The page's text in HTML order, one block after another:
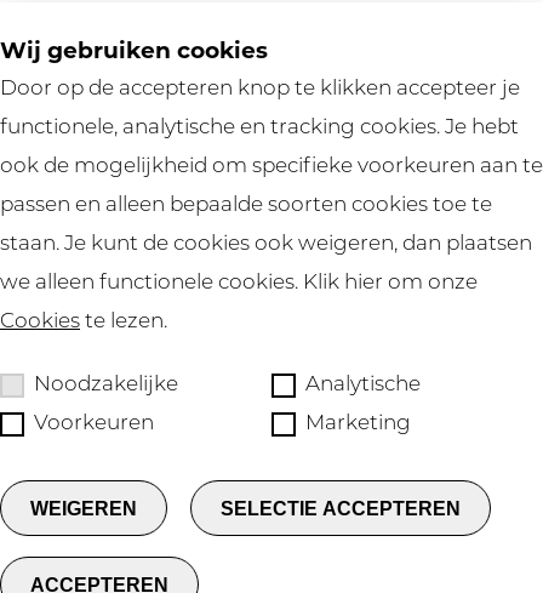
HELP
Privacy
Wij gebruiken cookies
Door op de accepteren knop te klikken accepteer je
functionele, analytische en tracking cookies. Je hebt
ook de mogelijkheid om specifieke voorkeuren aan te
passen en alleen bepaalde soorten cookies toe te
staan. Je kunt de cookies ook weigeren, dan plaatsen
we alleen functionele cookies. Klik hier om onze
Cookies te lezen.
Noodzakelijke
Analytische
Voorkeuren
Marketing
WEIGEREN SELECTIE ACCEPTEREN
ACCEPTEREN